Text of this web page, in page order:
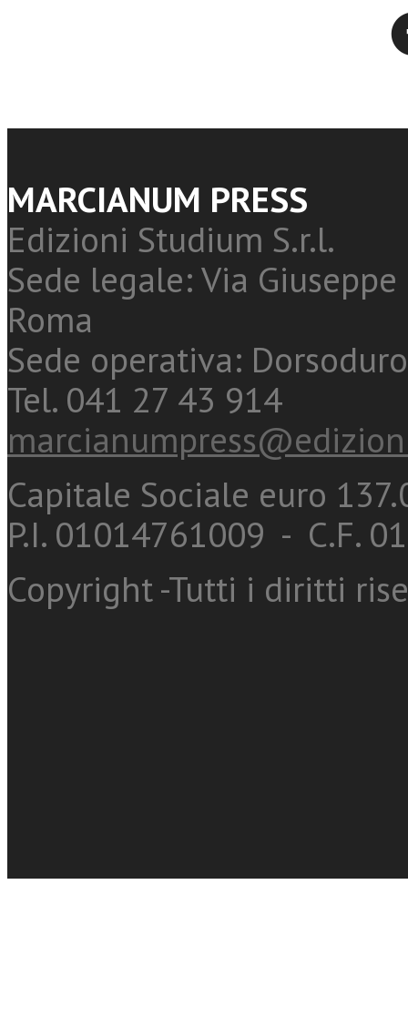
MARCIANUM PRESS
Edizioni Studium S.r.l.
Sede legale: Via
Roma
Sede operativa:
Tel. 041 27 43 914
Capitale Sociale euro
P.I. 01014761009 - C.F.
Copyright -Tutti i diritti